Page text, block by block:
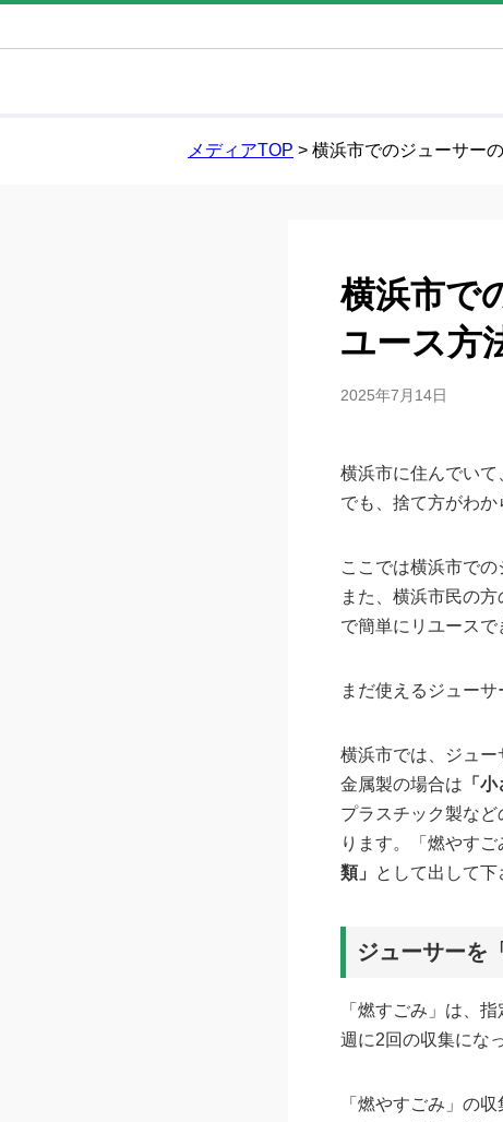
メディアTOP > 横浜市でのジューサー
横浜市で
ユース方
2025年7月14日
横浜市に住んでいて
でも、捨て方がわか
ここでは横浜市での
また、横浜市民の
で簡単にリユースで
まだ使えるジュー
横浜市では、ジュー
金属製の場合は 「
プラスチック製など
ります。「燃やす
類」
として出して下
ジューサーを
「燃すごみ」は、
週に2回の収集にな
「燃やすごみ」の